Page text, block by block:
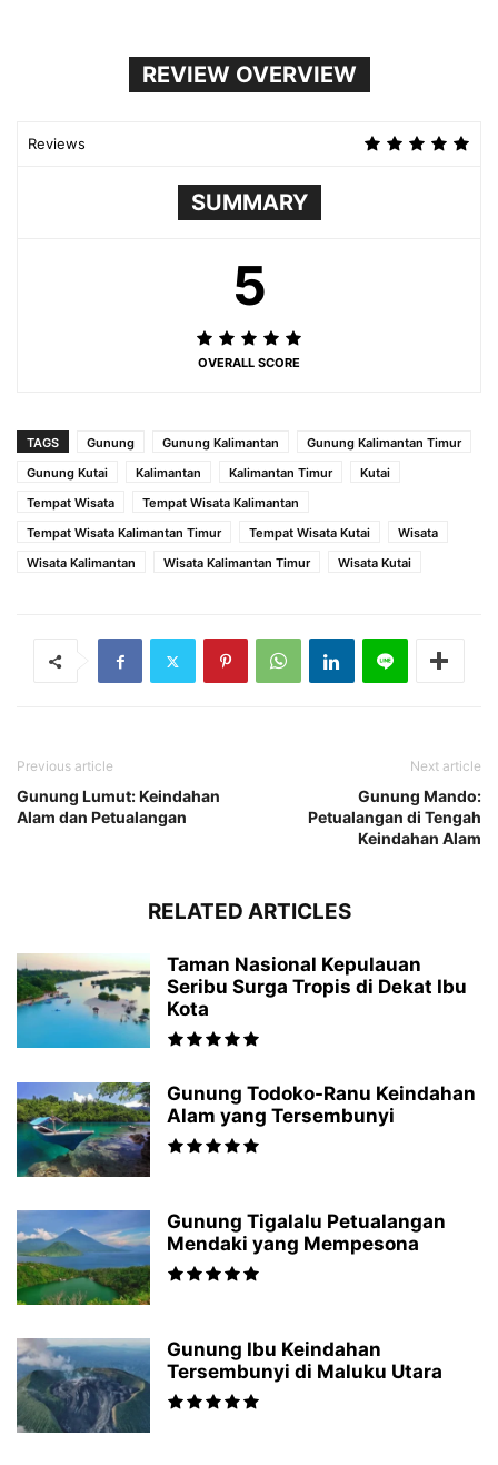
REVIEW OVERVIEW
Reviews
SUMMARY
5
OVERALL SCORE
TAGS Gunung Gunung Kalimantan
Gunung Kalimantan Timur
Gunung Kutai
Kalimantan Kalimantan Timur
Kutai
Tempat Wisata
Tempat Wisata Kalimantan
Tempat Wisata Kalimantan Timur
Tempat Wisata Kutai
Wisata
Wisata Kalimantan
Wisata Kalimantan Timur Wisata Kutai
Previous article
Gunung Lumut: Keindahan
Alam dan Petualangan
Next article
Gunung Mando:
Petualangan di Tengah
Keindahan Alam
RELATED ARTICLES
Taman Nasional Kepulauan
Seribu Surga Tropis di Dekat Ibu
Kota
Gunung Todoko-Ranu Keindahan
Alam yang Tersembunyi
Gunung Tigalalu Petualangan
Mendaki yang Mempesona
Gunung Ibu Keindahan
Tersembunyi di Maluku Utara